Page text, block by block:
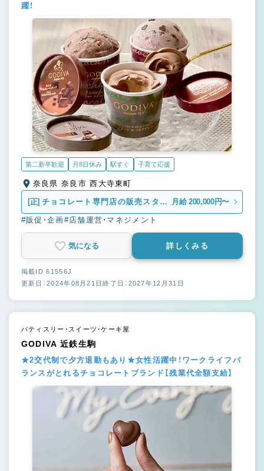
躍！
第二新卒歓迎 月8日休み 駅すぐ 子育て応援
奈良県 奈良市 西大寺東町
[正] チョコレート専門店の販売スタッ
フ
月給 200,000円〜
#販促・企画#店舗運営・マネジメント
気になる 詳しくみる
掲載ID 61556J
更新日：2024年08月21日終了日：2027年12月31日
パティスリー・スイーツ・ケーキ屋
GODIVA 近鉄生駒
★2交代制で夕方退勤もあり★女性活躍中！ワークライフバ
ランスがとれるチョコレートブランド【残業代全額支給】